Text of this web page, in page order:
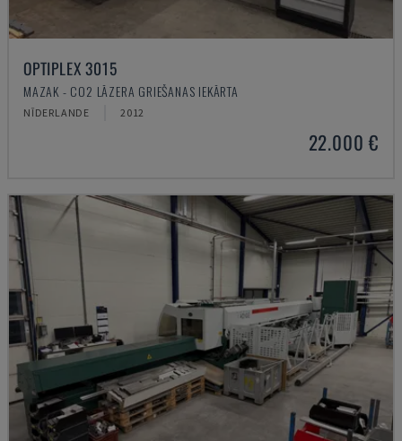
OPTIPLEX 3015
MAZAK - CO2 LĀZERA GRIEŠANAS IEKĀRTA
NĪDERLANDE 2012
22.000 €